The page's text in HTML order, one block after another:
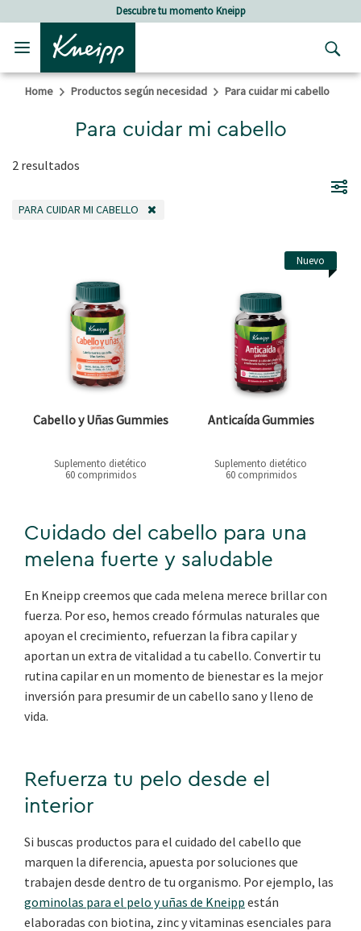
Skip to main content
Skip to footer contentDescubre tu momento Kneipp
Home Productos según necesidad Para cuidar mi cabello
Para cuidar mi cabello
2 resultados
PARA CUIDAR MI CABELLO
Cabello y Uñas Gummies
Suplemento dietético
60 comprimidos
Nuevo
Anticaída Gummies
Suplemento dietético
60 comprimidos
Cuidado del cabello para una
melena fuerte y saludable
En Kneipp creemos que cada melena merece brillar con
fuerza. Por eso, hemos creado fórmulas naturales que
apoyan el crecimiento, refuerzan la fibra capilar y
aportan un extra de vitalidad a tu cabello. Convertir tu
rutina capilar en un momento de bienestar es la mejor
inversión para presumir de un cabello sano y lleno de
vida.
Refuerza tu pelo desde el
interior
Si buscas productos para el cuidado del cabello que
marquen la diferencia, apuesta por soluciones que
trabajen desde dentro de tu organismo. Por ejemplo, las
gominolas para el pelo y uñas de Kneipp están
elaboradas con biotina, zinc y vitaminas esenciales para